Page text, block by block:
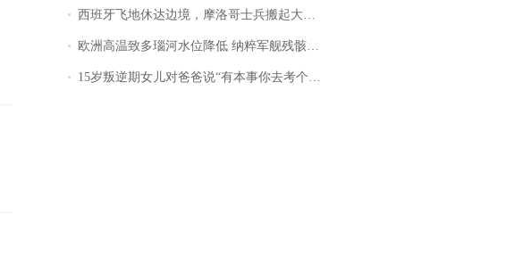
西班牙飞地休达边境，摩洛哥士兵搬起大石块投向移民引争议，此前一天内数万人从摩洛哥涌入西班牙
欧洲高温致多瑙河水位降低 纳粹军舰残骸重见天日
15岁叛逆期女儿对爸爸说“有本事你去考个研究生”，44岁职场“老登”一战上岸“985”；父亲坦言拒绝空想，常年保持每月读6本书的习惯